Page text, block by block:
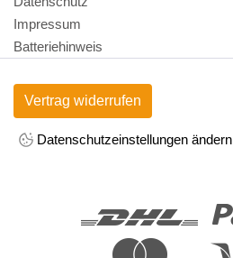
Impressum
Batteriehinweis
Vertrag widerrufen
Datenschutzeinstellungen ändern